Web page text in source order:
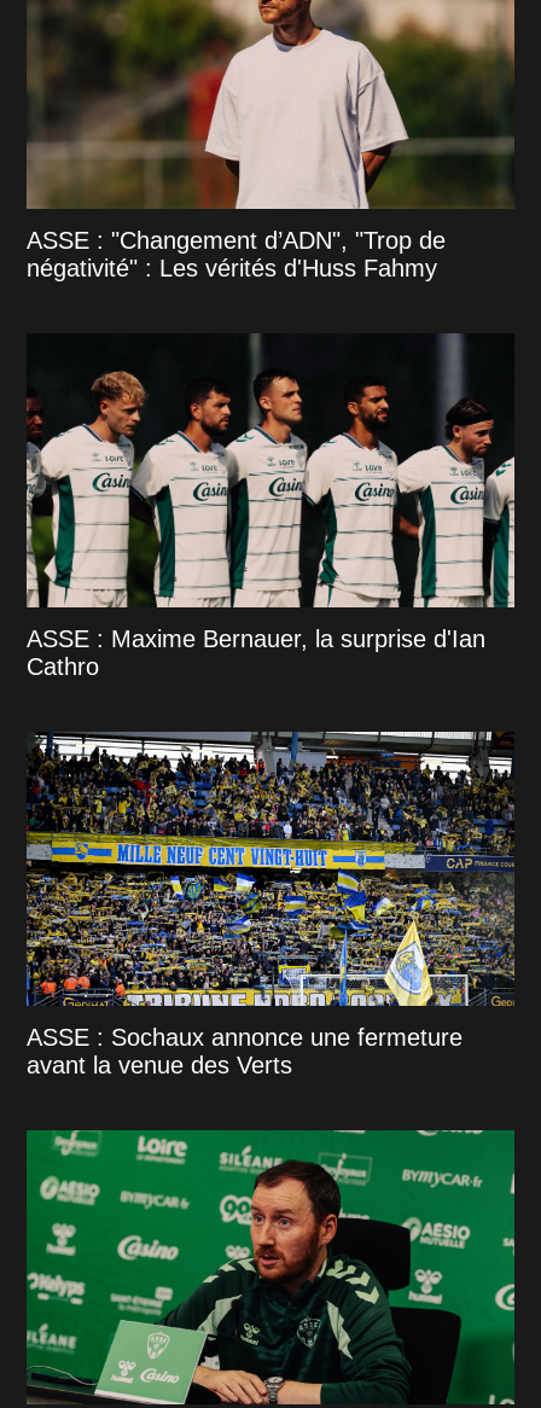
ASSE : "Changement d’ADN", "Trop de
négativité" : Les vérités d'Huss Fahmy
ASSE : Maxime Bernauer, la surprise d'Ian
Cathro
ASSE : Sochaux annonce une fermeture
avant la venue des Verts